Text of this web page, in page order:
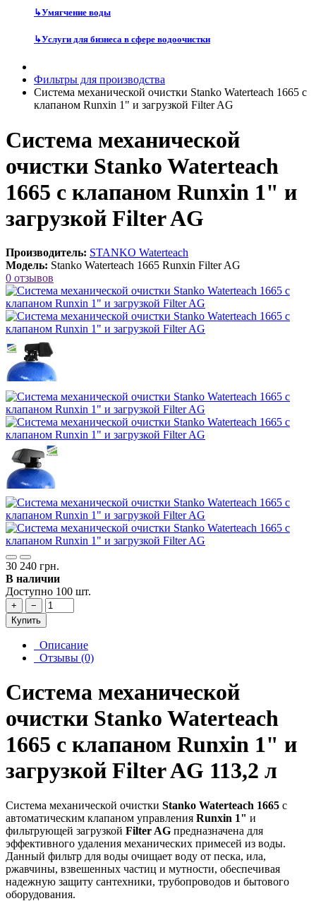
↳Умягчение воды
↳Услуги для бизнеса в сфере водоочистки
Фильтры для производства
Система механической очистки Stanko Waterteach 1665 с
клапаном Runxin 1" и загрузкой Filter AG
Система механической
очистки Stanko Waterteach
1665 с клапаном Runxin 1" и
загрузкой Filter AG
Производитель: STANKO Waterteach
Модель: Stanko Waterteach 1665 Runxin Filter AG
0 отзывов
30 240 грн.
В наличии
Доступно 100 шт.
+
−
Купить
Описание
Отзывы (0)
Система механической
очистки Stanko Waterteach
1665 с клапаном Runxin 1" и
загрузкой Filter AG 113,2 л
Система механической очистки Stanko Waterteach 1665 с
автоматическим клапаном управления Runxin 1" и
фильтрующей загрузкой Filter AG предназначена для
эффективного удаления механических примесей из воды.
Данный фильтр для воды очищает воду от песка, ила,
ржавчины, взвешенных частиц и мутности, обеспечивая
надежную защиту сантехники, трубопроводов и бытового
оборудования.